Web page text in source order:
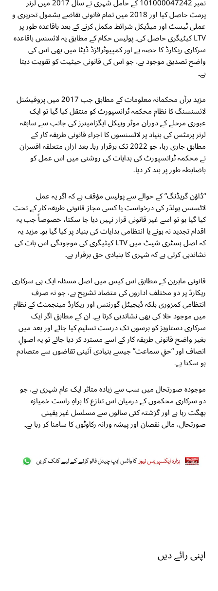
پرمٹ حاصل کیا اور 2018 میں تمام قانونی تقاضے بشمول تحریری و
عملی ٹیسٹ اور میڈیکل شرائط مکمل کرنے کے بعد باقاعدہ طور پر
LTV کیٹیگری حاصل کی۔ پولیس حکام کے مطابق یہ لائسنس باقاعدہ
سرکاری ریکارڈ کا حصہ ہے اور کمپیوٹرائزڈ ڈیٹا میں بھی اس کی
واضح تصدیق موجود ہے، جو اس کی قانونی حیثیت کو تقویت دیتا
ہے۔
مزید برآں محکمانہ معلومات کے مطابق جب 2017 میں پروفیشنل
لائسنسنگ کا نظام محکمہ ٹرانسپورٹ کو منتقل کیا گیا تو ایک
عبوری مرحلے کے دوران موٹر وہیکل ایگزامینرز کی جانب سے سابقہ
لرنر پرمٹس کی بنیاد پر لائسنسوں کا اجراء قانونی طریقہ کار کے
مطابق جاری رہا، جو 2022 تک برقرار رہا۔ بعد ازاں متعلقہ افسران
نے محکمہ ٹرانسپورٹ کی ہدایات کی روشنی میں اس عمل کو
باضابطہ طور پر بند کر دیا۔
“ڈاؤن گریڈنگ” کے حوالے سے پولیس مؤقف ہے کہ اگر یہ عمل
لائسنس ہولڈر کی درخواست یا کسی مجاز قانونی طریقہ کار کے تحت
کیا گیا ہو تو اسے غیر قانونی قرار نہیں دیا جا سکتا، خصوصاً جب یہ
اقدام تجدید نہ ہونے یا انتظامی ہدایات کی بنیاد پر کیا گیا ہو۔ مزید یہ
کہ اصل ہسٹری شیٹ میں LTV کیٹیگری کی موجودگی اس بات کی
نشاندہی کرتی ہے کہ شہری کا بنیادی حق برقرار ہے۔
قانونی ماہرین کے مطابق اس کیس میں اصل مسئلہ ایک ہی سرکاری
ریکارڈ پر دو مختلف اداروں کی متضاد تشریح ہے، جو نہ صرف
انتظامی کمزوری بلکہ ڈیجیٹل گورننس اور ریکارڈ مینجمنٹ کے نظام
میں موجود خلا کی بھی نشاندہی کرتا ہے۔ ان کے مطابق اگر ایک
سرکاری دستاویز کو برسوں تک درست تسلیم کیا جائے اور بعد میں
بغیر واضح قانونی طریقہ کار کے اسے مسترد کر دیا جائے تو یہ اصولِ
انصاف اور “حقِ سماعت” جیسے بنیادی آئینی تقاضوں سے متصادم
ہو سکتا ہے۔
موجودہ صورتحال میں سب سے زیادہ متاثر ایک عام شہری ہے، جو
دو سرکاری محکموں کے درمیان اس تنازع کا براہِ راست خمیازہ
بھگت رہا ہے اور گزشتہ کئی سالوں سے مسلسل غیر یقینی
صورتحال، مالی نقصان اور پیشہ ورانہ رکاوٹوں کا سامنا کر رہا ہے۔
اپنی رائے دیں